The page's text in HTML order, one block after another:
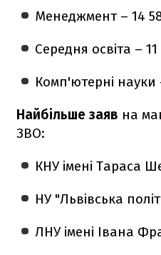
Менеджмент – 14
Середня освіта – 11
Комп'ютерні науки
Найбільше заяв на
ЗВО:
КНУ імені Тараса
НУ "Львівська
ЛНУ імені Івана